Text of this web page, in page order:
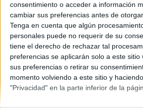
consentimiento o acceder a información
cambiar sus preferencias antes de
Tenga en cuenta que algún
personales puede no requerir de su
tiene el derecho de rechazar tal
preferencias se aplicarán solo a este sitio
sus preferencias o retirar su
momento volviendo a este sitio y
"Privacidad" en la parte inferior de la
Quiénes somos |Contactar|
Aviso legal|Politica de privacidad|
de cookies